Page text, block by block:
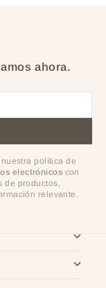
ahora.
política de
electrónicos con
de productos,
relevante.